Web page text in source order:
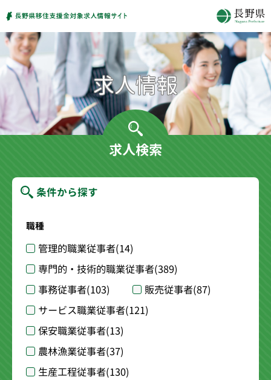
求人検索
条件から探す
職種
管理的職業従事者(14)
専門的・技術的職業従事者(389)
事務従事者(103) 販売従事者(87)
サービス職業従事者(121)
保安職業従事者(13)
農林漁業従事者(37)
生産工程従事者(130)